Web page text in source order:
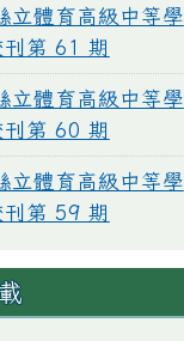
立體育高級中等學
刊第 61 期
立體育高級中等學
刊第 60 期
立體育高級中等學
刊第 59 期